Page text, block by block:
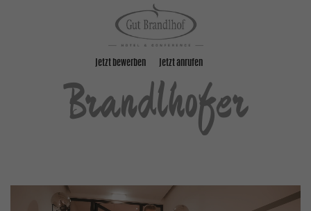
jetzt bewerben jetzt anrufen
Brandlhofer